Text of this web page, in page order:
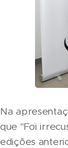
Na
que "Foi
edições